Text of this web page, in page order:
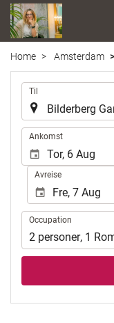
Home Amsterdam
Til
Ankomst
Avreise
Occupation
Occupation
2 personer, 1